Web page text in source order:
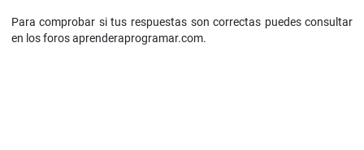
Para comprobar si tus respuestas son correctas puedes consultar
en los foros aprenderaprogramar.com.